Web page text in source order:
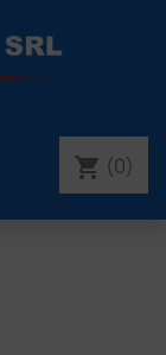
shopping_cart (0)